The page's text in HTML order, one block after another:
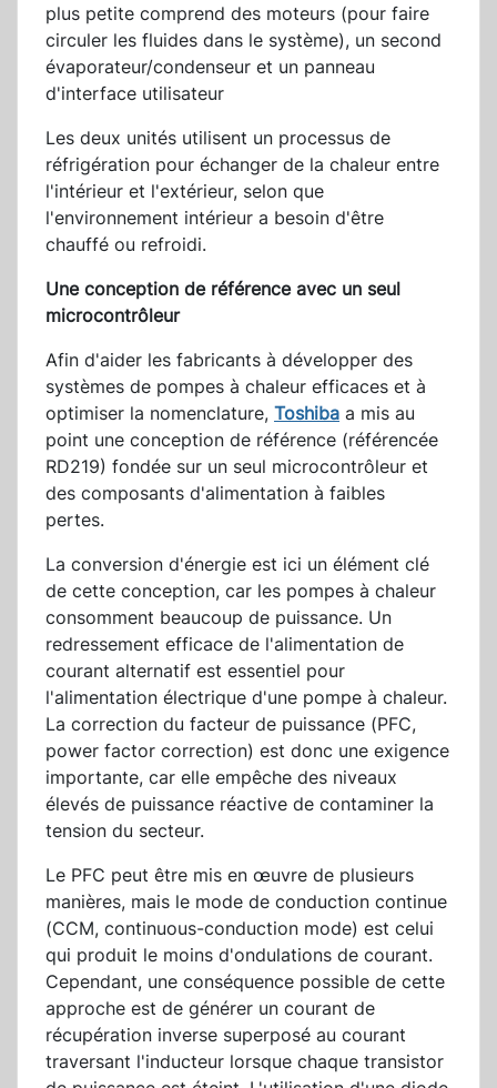
plus petite comprend des moteurs (pour faire
circuler les fluides dans le système), un second
évaporateur/condenseur et un panneau
d'interface utilisateur
Les deux unités utilisent un processus de
réfrigération pour échanger de la chaleur entre
l'intérieur et l'extérieur, selon que
l'environnement intérieur a besoin d'être
chauffé ou refroidi.
Une conception de référence avec un seul
microcontrôleur
Afin d'aider les fabricants à développer des
systèmes de pompes à chaleur efficaces et à
optimiser la nomenclature, Toshiba a mis au
point une conception de référence (référencée
RD219) fondée sur un seul microcontrôleur et
des composants d'alimentation à faibles
pertes.
La conversion d'énergie est ici un élément clé
de cette conception, car les pompes à chaleur
consomment beaucoup de puissance. Un
redressement efficace de l'alimentation de
courant alternatif est essentiel pour
l'alimentation électrique d'une pompe à chaleur.
La correction du facteur de puissance (PFC,
power factor correction) est donc une exigence
importante, car elle empêche des niveaux
élevés de puissance réactive de contaminer la
tension du secteur.
Le PFC peut être mis en œuvre de plusieurs
manières, mais le mode de conduction continue
(CCM, continuous-conduction mode) est celui
qui produit le moins d'ondulations de courant.
Cependant, une conséquence possible de cette
approche est de générer un courant de
récupération inverse superposé au courant
traversant l'inducteur lorsque chaque transistor